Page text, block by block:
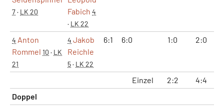
7· LK 20
Fabich 4
· LK 22
4 Anton
Rommel 10 · LK
21
4 Jakob
Reichle
5· LK 22
6:1 6:0 1:0 2:0
Einzel 2:2 4:4
Doppel